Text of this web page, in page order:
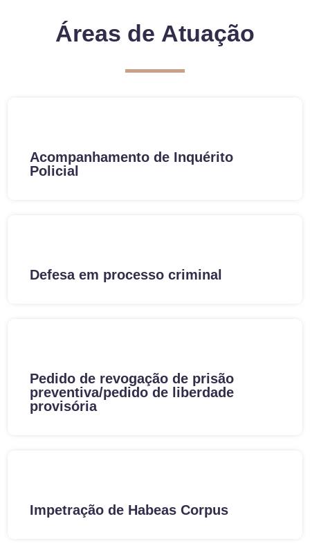
Áreas de Atuação
Acompanhamento de Inquérito
Policial
Defesa em processo criminal
Pedido de revogação de prisão
preventiva/pedido de liberdade
provisória
Impetração de Habeas Corpus